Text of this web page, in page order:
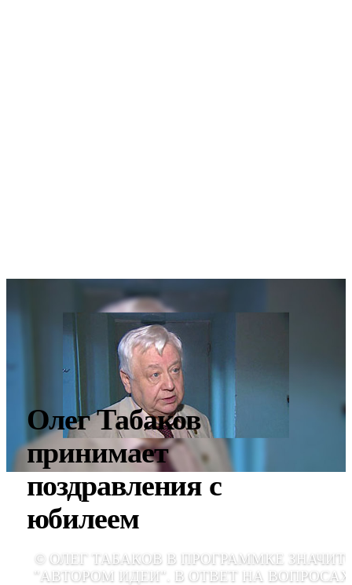
Олег Табаков
принимает
поздравления с
юбилеем
© ОЛЕГ ТАБАКОВ В ПРОГРАММКЕ
"АВТОРОМ ИДЕИ". В ОТВЕТ НА